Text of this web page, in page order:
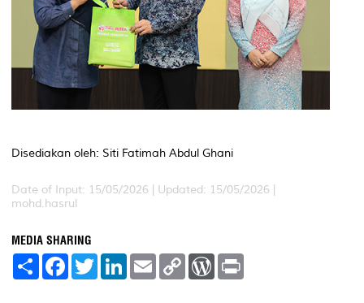
Disediakan oleh: Siti Fatimah Abdul Ghani
Date of Input: 15/05/2026 | Updated: 15/05/2026 |
mohd.hasrul
MEDIA SHARING
S
F
a
T
w
L
E
m
C
W